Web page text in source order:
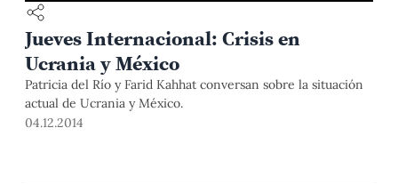
Jueves Internacional: Crisis en
Ucrania y México
Patricia del Río y Farid Kahhat conversan sobre la situación
actual de Ucrania y México.
04.12.2014